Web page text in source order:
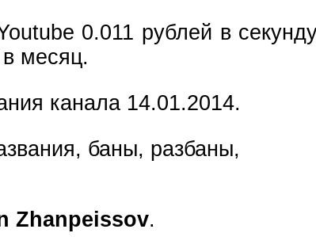
0.011 рублей в
месяц.
канала 14.01.2014.
баны, разбаны,
Zhanpeissov.